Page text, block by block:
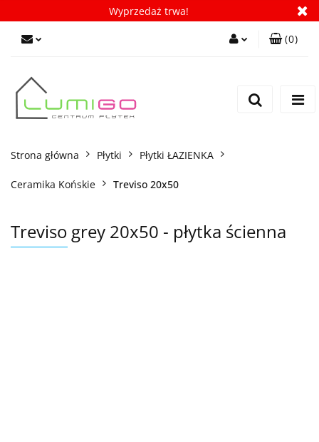
Wyprzedaż trwa!
(0)
Strona główna Płytki Płytki ŁAZIENKA
Ceramika Końskie Treviso 20x50
Treviso grey 20x50 - płytka ścienna